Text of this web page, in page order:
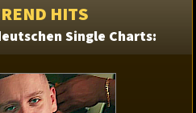
HITS
Single Charts: